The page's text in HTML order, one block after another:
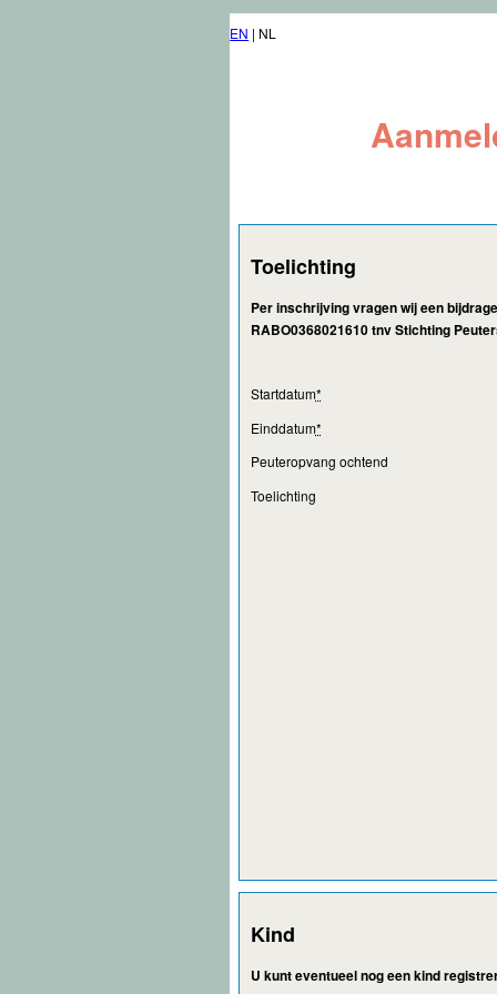
EN | NL
Toelichting
Per inschrijving vragen wij een
RABO0368021610 tnv Stichting
Startdatum*
Einddatum*
Peuteropvang ochtend
Toelichting
Kind
U kunt eventueel nog een kind